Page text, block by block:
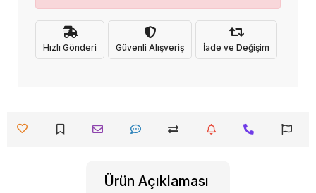
Hızlı Gönderi Güvenli Alışveriş İade ve Değişim
Ürün Açıklaması